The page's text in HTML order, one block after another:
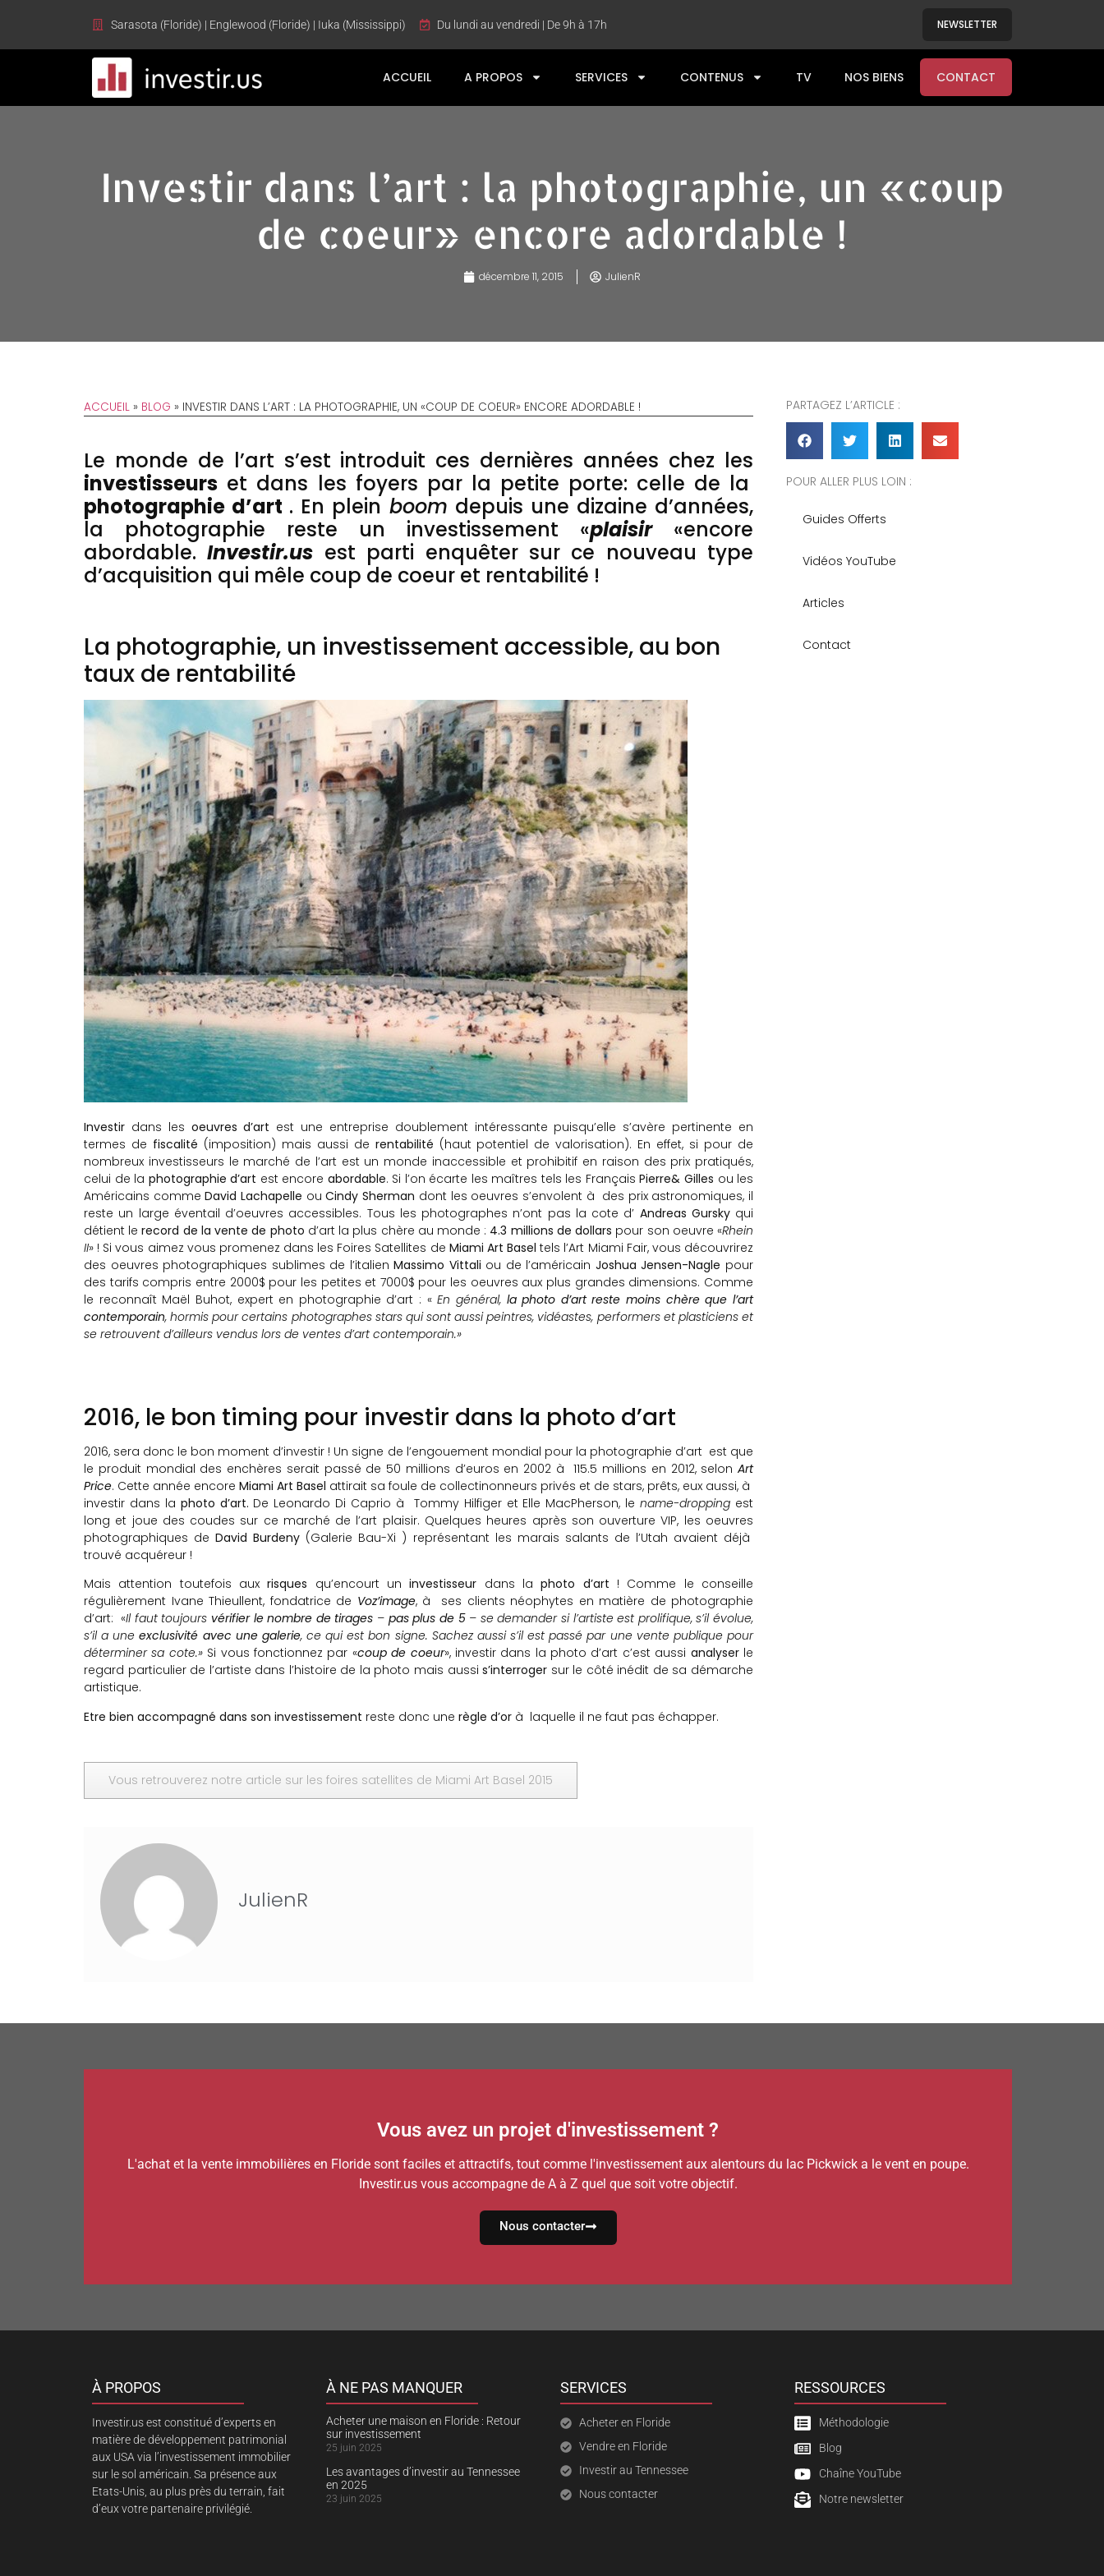
Sarasota (Floride) | Englewood (Floride) | Iuka (Mississippi) Du lundi au vendredi | De 9h à 17h NEWSLETTER
ACCUEIL A PROPOS SERVICES CONTENUS TV NOS BIENS CONTACT
Investir dans l’art : la photographie, un «coup
de coeur» encore adordable !
décembre 11, 2015 JulienR
ACCUEIL » BLOG » INVESTIR DANS L’ART : LA PHOTOGRAPHIE, UN «COUP DE COEUR» ENCORE ADORDABLE !
Le monde de l’art s’est introduit ces dernières années chez les
investisseurs et dans les foyers par la petite porte: celle de la
photographie d’art . En plein boom depuis une dizaine d’années,
la photographie reste un investissement «plaisir «encore
abordable.Investir.us est parti enquêter sur ce nouveau type
d’acquisition qui mêle coup de coeur et rentabilité !
La photographie, un investissement accessible, au bon
taux de rentabilité
Investir dans les oeuvres d’art est une entreprise doublement intéressante puisqu’elle s’avère pertinente en
termes de fiscalité (imposition) mais aussi de rentabilité (haut potentiel de valorisation). En effet, si pour de
nombreux investisseurs le marché de l’art est un monde inaccessible et prohibitif en raison des prix pratiqués,
celui de la photographie d’art est encore abordable. Si l’on écarte les maîtres tels les FrançaisPierre& Gilles ou les
Américains commeDavid Lachapelle ouCindy Sherman dont les oeuvres s’envolent à des prix astronomiques, il
reste un large éventail d’oeuvres accessibles. Tous les photographes n’ont pas la cote d’ Andreas Gurskyqui
détient lerecord de la vente de photo d’art la plus chère au monde : 4.3 millions de dollars pour son oeuvre «Rhein
II» ! Si vous aimez vous promenez dans les Foires Satellites de Miami Art Basel tels l’Art Miami Fair, vous découvrirez
des oeuvres photographiques sublimes de l’italienMassimo Vittali ou de l’américain Joshua Jensen-Nagle pour
des tarifs compris entre 2000$ pour les petites et 7000$ pour les oeuvres aux plus grandes dimensions. Comme
le reconnaît Maël Buhot, expert en photographie d’art : «En général, la photo d’art reste moins chère que l’art
contemporain, hormis pour certains photographes stars qui sont aussi peintres, vidéastes, performers et plasticiens et
se retrouvent d’ailleurs vendus lors de ventes d’art contemporain.»
2016, le bon timing pour investir dans la photo d’art
2016, sera donc le bon moment d’investir ! Un signe de l’engouement mondial pour la photographie d’art est que
le produit mondial des enchères serait passé de 50 millions d’euros en 2002 à 115.5 millions en 2012, selon Art
Price. Cette année encore Miami Art Basel attirait sa foule de collectinonneurs privés et de stars, prêts, eux aussi, à
investir dans la photo d’art. De Leonardo Di Caprio à Tommy Hilfiger et Elle MacPherson, lename-dropping est
long et joue des coudes sur ce marché de l’art plaisir. Quelques heures après son ouverture VIP, les oeuvres
photographiques deDavid Burdeny (Galerie Bau-Xi ) représentant les marais salants de l’Utah avaient déjà
trouvé acquéreur !
Mais attention toutefois auxrisques qu’encourt un investisseur dans laphoto d’art ! Comme le conseille
régulièrement Ivane Thieullent, fondatrice de Voz’image, à ses clients néophytes en matière de photographie
d’art: «Il faut toujours vérifier le nombre de tirages – pas plus de 5– se demander si l’artiste est prolifique, s’il évolue,
s’il a uneexclusivité avec une galerie, ce qui est bon signe. Sachez aussi s’il est passé par une vente publique pour
déterminer sa cote.»Si vous fonctionnez par «coup de coeur», investir dans la photo d’art c’est aussi analyserle
regard particulier de l’artiste dans l’histoire de la photo mais aussis’interroger sur le côté inédit de sa démarche
artistique.
Etre bien accompagné dans son investissement reste donc une règle d’or à laquelle il ne faut pas échapper.
Vous retrouverez notre article sur les foires satellites de Miami Art Basel 2015
JulienR
PARTAGEZ L’ARTICLE :
POUR ALLER PLUS LOIN :
Guides Offerts
Vidéos YouTube
Articles
Contact
Vous avez un projet d'investissement ?
L'achat et la vente immobilières en Floride sont faciles et attractifs, tout comme l'investissement aux alentours du lac Pickwick a le vent en poupe.
Investir.us vous accompagne de A à Z quel que soit votre objectif.
Nous contacter
À PROPOS
Investir.us est constitué d’experts en
matière de développement patrimonial
aux USA via l’investissement immobilier
sur le sol américain. Sa présence aux
Etats-Unis, au plus près du terrain, fait
d’eux votre partenaire privilégié.
À NE PAS MANQUER
Acheter une maison en Floride : Retour
sur investissement
25 juin 2025
Les avantages d’investir au Tennessee
en 2025
23 juin 2025
SERVICES
Acheter en Floride
Vendre en Floride
Investir au Tennessee
Nous contacter
RESSOURCES
Méthodologie
Blog
Chaîne YouTube
Notre newsletter